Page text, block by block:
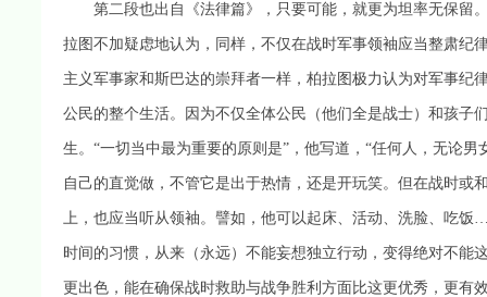
第二段也出自《法律篇》，只要可能，就更为坦率无保留
拉图不加疑虑地认为，同样，不仅在战时军事领袖应当整肃
主义军事家和斯巴达的崇拜者一样，柏拉图极力认为对军事
公民的整个生活。因为不仅全体公民（他们全是战士）和孩子
生。“一切当中最为重要的原则是”，他写道，“任何人，无论
自己的直觉做，不管它是出于热情，还是开玩笑。但在战时
上，也应当听从领袖。譬如，他可以起床、活动、洗脸、吃
时间的习惯，从来（永远）不能妄想独立行动，变得绝对不
更出色，能在确保战时救助与战争胜利方面比这更优秀，更